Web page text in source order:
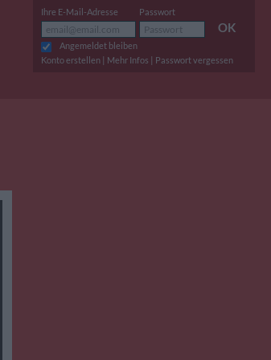
Ihre E-Mail-Adresse Passwort
OK
Angemeldet bleiben
Konto erstellen | Mehr Infos | Passwort vergessen